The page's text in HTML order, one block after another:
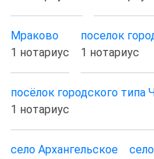
Мраково
1 нотариус
поселок
1 нотариус
посёлок городского
1 нотариус
село Архангельское